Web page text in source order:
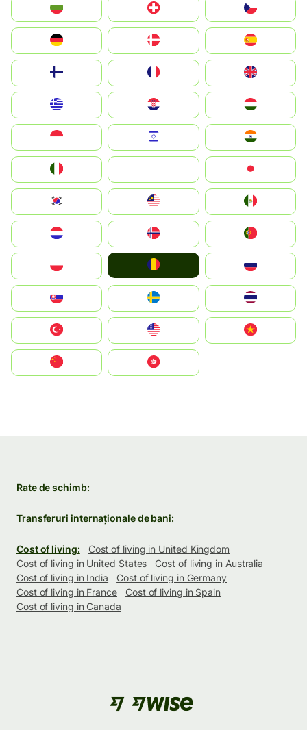
Switzerland
Deutschland
United Kingdom
Magyarország
South Korea
United States
中國香港特別行政區
Rate de schimb:
Transferuri internaționale de bani:
Cost of living:
Cost of living in United Kingdom
Cost of living in United States
Cost of living in Australia
Cost of living in India
Cost of living in Germany
Cost of living in France
Cost of living in Spain
Cost of living in Canada